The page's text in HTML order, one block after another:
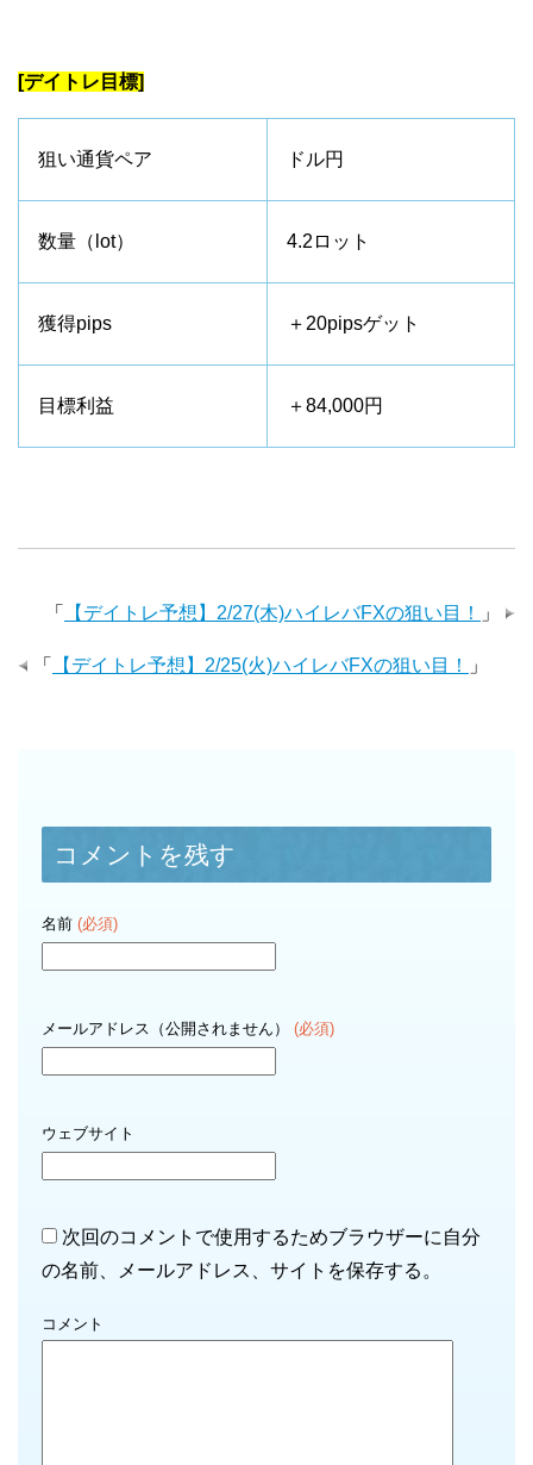
[デイトレ目標]
狙い通貨ペア ドル円
数量（lot） 4.2ロット
獲得pips ＋20pipsゲット
目標利益 ＋84,000円
「 【デイトレ予想】2/27(木)ハイレバFXの狙い目！ 」
「 【デイトレ予想】2/25(火)ハイレバFXの狙い目！ 」
コメントを残す
名前 (必須)
メールアドレス（公開されません） (必須)
ウェブサイト
次回のコメントで使用するためブラウザーに自分
の名前、メールアドレス、サイトを保存する。
コメント